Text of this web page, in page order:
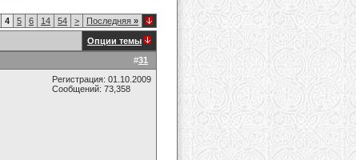
4 5 6 14 54 > Последняя »
Опции темы
#31
Регистрация: 01.10.2009
Сообщений: 73,358